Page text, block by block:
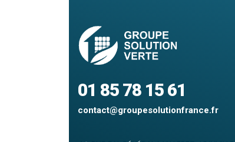
01 85 78 15 61
contact@groupesolutionfrance.fr